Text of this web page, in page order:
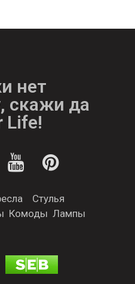
нет
скажи да
Life!
Стулья
Комоды Лампы